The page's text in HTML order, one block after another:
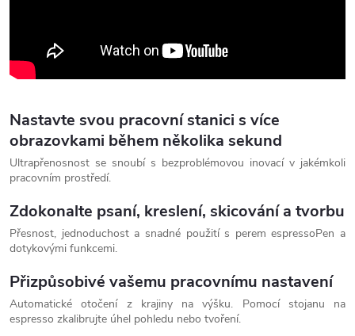
Nastavte svou pracovní stanici s více
obrazovkami během několika sekund
Ultrapřenosnost se snoubí s bezproblémovou inovací v jakémkoli
pracovním prostředí.
Zdokonalte psaní, kreslení, skicování a tvorbu
Přesnost, jednoduchost a snadné použití s perem espressoPen a
dotykovými funkcemi.
Přizpůsobivé vašemu pracovnímu nastavení
Automatické otočení z krajiny na výšku. Pomocí stojanu na
espresso zkalibrujte úhel pohledu nebo tvoření.